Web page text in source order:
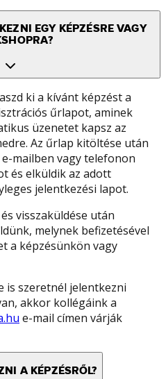
EGY KÉPZÉSRE VAGY
ki a kívánt képzést a
űrlapot, aminek
üzenetet kapsz az
Az űrlap kitöltése után
mailben vagy telefonon
és elküldik az adott
jelentkezési lapot.
visszaküldése után
melynek befizetésével
a képzésünkön vagy
is szeretnél jelentkezni
akkor kollégáink a
e-mail címen várják
A KÉPZÉSRŐL?